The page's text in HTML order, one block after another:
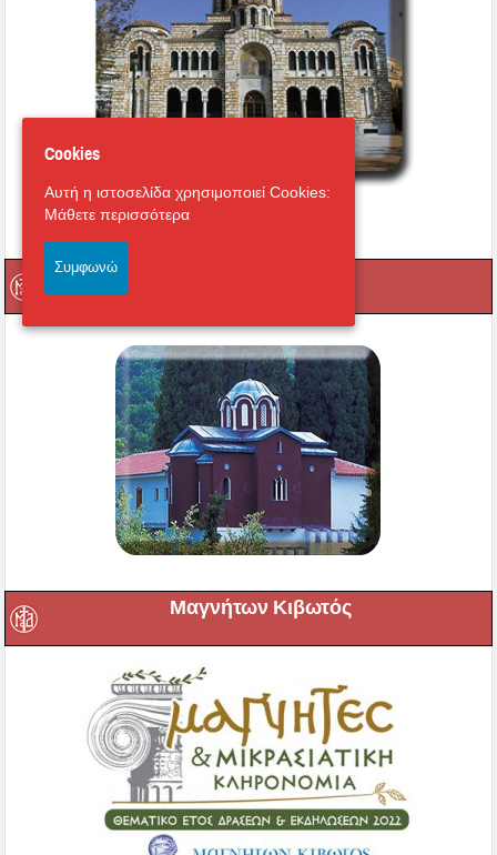
Εικονική περιήγηση στο
Μαγνήτων Κιβωτός
Cookies
Αυτή η ιστοσελίδα χρησιμοποιεί Cookies:
Μάθετε περισσότερα
Συμφωνώ